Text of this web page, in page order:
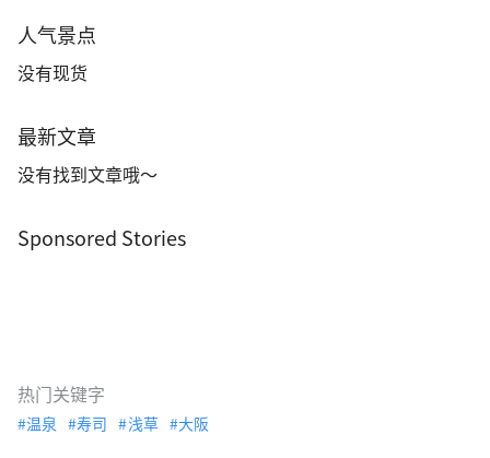
人气景点
没有现货
最新文章
没有找到文章哦～
Sponsored Stories
热门关键字
温泉 寿司 浅草 大阪